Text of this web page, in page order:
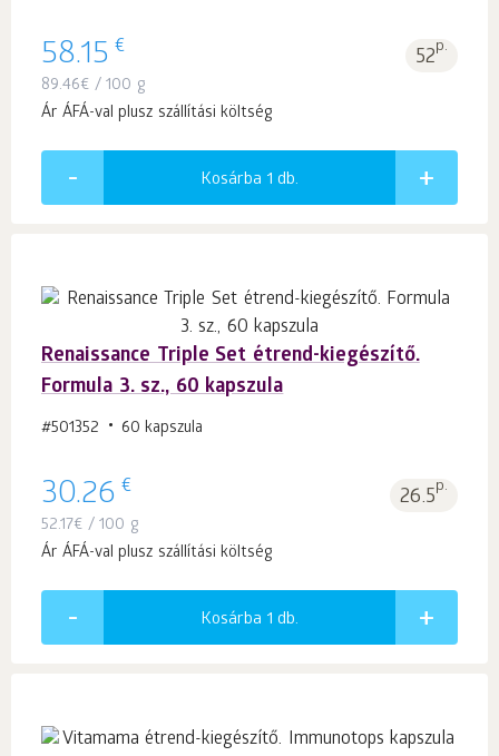
58.15 € 52p.
89.46€ / 100 g
Ár ÁFÁ-val plusz szállítási költség
Kosárba 1 db.
Renaissance Triple Set étrend-kiegészítő.
Formula 3. sz., 60 kapszula
#501352 60 kapszula
30.26 € 26.5p.
52.17€ / 100 g
Ár ÁFÁ-val plusz szállítási költség
Kosárba 1 db.